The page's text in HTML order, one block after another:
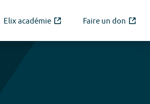
Elix académie Faire un don